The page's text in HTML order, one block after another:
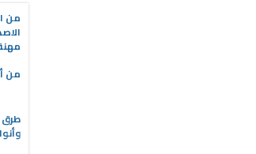
من
من
طرق